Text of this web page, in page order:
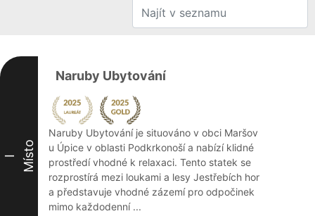
I Místo
Naruby Ubytování
Naruby Ubytování je situováno v obci Maršov
u Úpice v oblasti Podkrkonoší a nabízí klidné
prostředí vhodné k relaxaci. Tento statek se
rozprostírá mezi loukami a lesy Jestřebích hor
a představuje vhodné zázemí pro odpočinek
mimo každodenní ...